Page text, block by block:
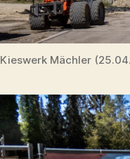
Kieswerk Mächler